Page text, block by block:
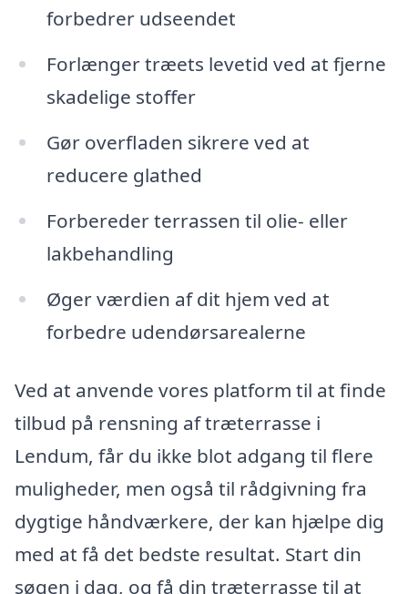
forbedrer udseendet
Forlænger træets levetid ved at fjerne
skadelige stoffer
Gør overfladen sikrere ved at
reducere glathed
Forbereder terrassen til olie- eller
lakbehandling
Øger værdien af dit hjem ved at
forbedre udendørsarealerne
Ved at anvende vores platform til at finde
tilbud på rensning af træterrasse i
Lendum, får du ikke blot adgang til flere
muligheder, men også til rådgivning fra
dygtige håndværkere, der kan hjælpe dig
med at få det bedste resultat. Start din
søgen i dag, og få din træterrasse til at